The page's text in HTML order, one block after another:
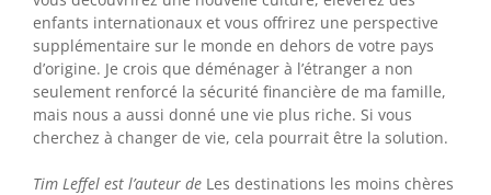
enfants internationaux et vous offrirez une perspective
supplémentaire sur le monde en dehors de votre pays
d’origine. Je crois que déménager à l’étranger a non
seulement renforcé la sécurité financière de ma famille,
mais nous a aussi donné une vie plus riche. Si vous
cherchez à changer de vie, cela pourrait être la solution.
Tim Leffel est l’auteur de Les destinations les moins chères